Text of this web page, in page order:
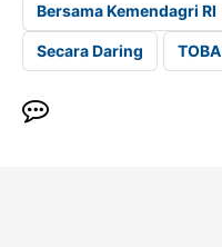
Bersama Kemendagri RI
Secara Daring TOBA